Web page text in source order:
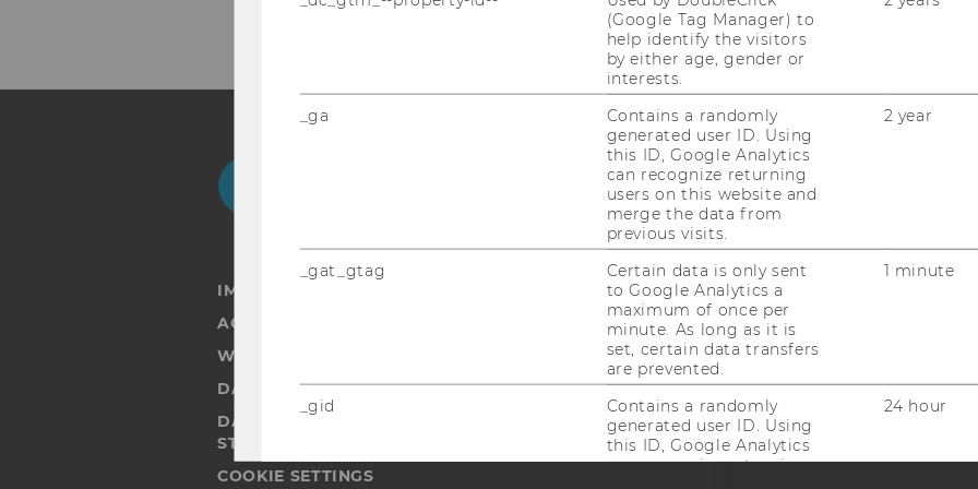
NewsletterBluesky
IMPRINT
ACCESSABILITY STATEMENT
WEBSITE PRIVACY POLICY
DATA PROTECTION STATEMENT SOCIAL MEDIA
DATA PROTECTION STATEMENT APPLICANTS AND
STUDENTS
COOKIE SETTINGS
(Google Tag Manager) to
help identify the visitors
by either age, gender or
interests.
_ga
Contains a randomly
generated user ID. Using
this ID, Google Analytics
can recognize returning
users on this website and
merge the data from
previous visits.
2 year
_gat_gtag
Certain data is only sent
to Google Analytics a
maximum of once per
minute. As long as it is
set, certain data transfers
are prevented.
1 minute
_gid
Contains a randomly
generated user ID. Using
this ID, Google Analytics
can recognize returning
24 hour